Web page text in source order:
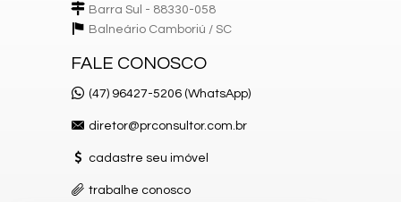
Barra Sul - 88330-058
Balneário Camboriú / SC
FALE CONOSCO
(47) 96427-5206 (WhatsApp)
diretor@prconsultor.com.br
cadastre seu imóvel
trabalhe conosco